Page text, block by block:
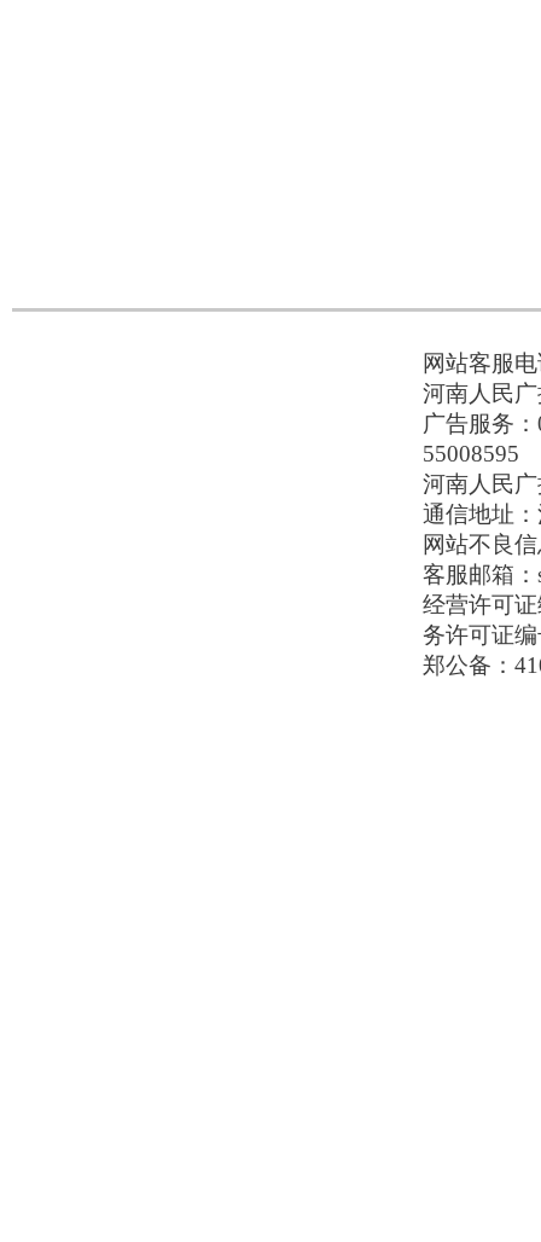
网站客服
河南人民
广告服务
55008595
河南人民
通信地址：
网站不良
客服邮箱：
经营许可
务许可证
郑公备：